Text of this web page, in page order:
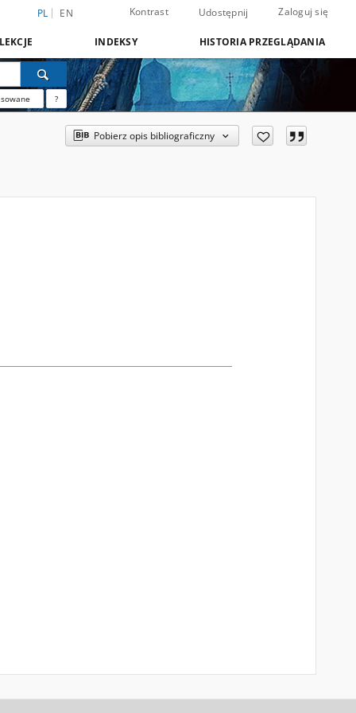
PL EN Kontrast Udostępnij Zaloguj się
INDEKSY HISTORIA PRZEGLĄDANIA
?
Pobierz opis bibliograficzny